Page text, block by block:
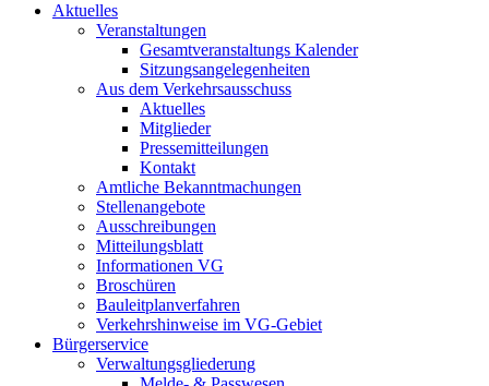
Aktuelles
Veranstaltungen
Gesamtveranstaltungs Kalender
Sitzungsangelegenheiten
Aus dem Verkehrsausschuss
Aktuelles
Mitglieder
Pressemitteilungen
Kontakt
Amtliche Bekanntmachungen
Stellenangebote
Ausschreibungen
Mitteilungsblatt
Informationen VG
Broschüren
Bauleitplanverfahren
Verkehrshinweise im VG-Gebiet
Bürgerservice
Verwaltungsgliederung